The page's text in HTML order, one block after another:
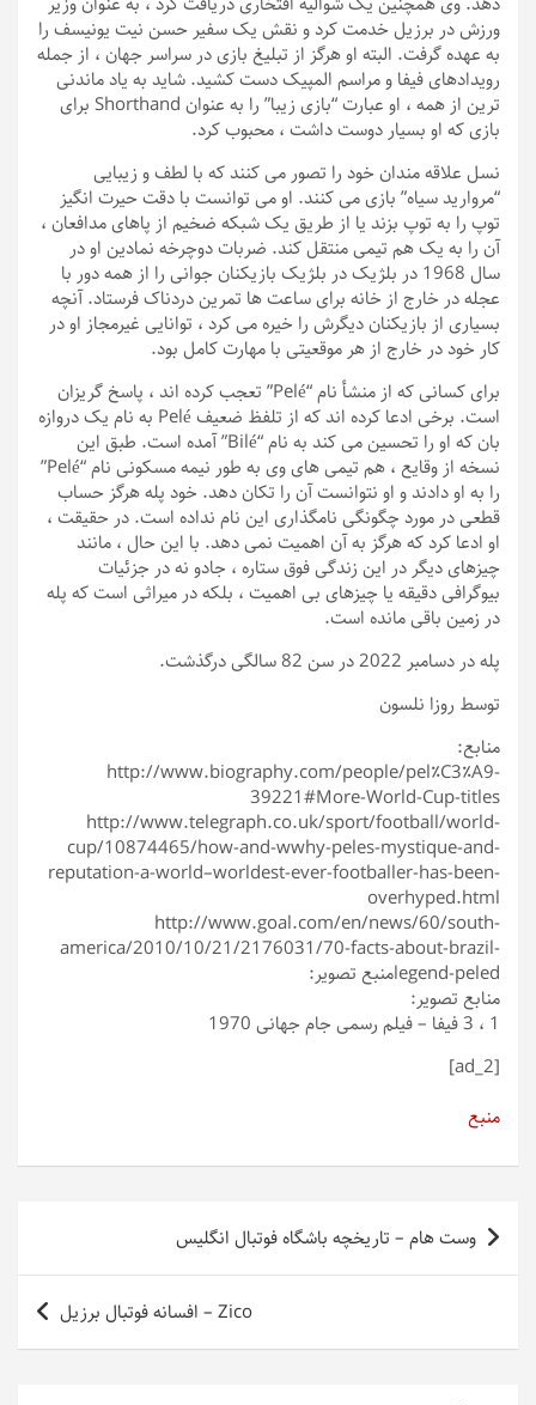
ورزش در برزیل خدمت کرد و نقش یک سفیر حسن نیت یونیسف را
به عهده گرفت. البته او هرگز از تبلیغ بازی در سراسر جهان ، از جمله
رویدادهای فیفا و مراسم المپیک دست کشید. شاید به یاد ماندنی
ترین از همه ، او عبارت “بازی زیبا” را به عنوان Shorthand برای
بازی که او بسیار دوست داشت ، محبوب کرد.
نسل علاقه مندان خود را تصور می کنند که با لطف و زیبایی
“مروارید سیاه” بازی می کنند. او می توانست با دقت حیرت انگیز
توپ را به توپ بزند یا از طریق یک شبکه ضخیم از پاهای مدافعان ،
آن را به یک هم تیمی منتقل کند. ضربات دوچرخه نمادین او در
سال 1968 در بلژیک در بلژیک بازیکنان جوانی را از همه دور با
عجله در خارج از خانه برای ساعت ها تمرین دردناک فرستاد. آنچه
بسیاری از بازیکنان دیگرش را خیره می کرد ، توانایی غیرمجاز او در
کار خود در خارج از هر موقعیتی با مهارت کامل بود.
برای کسانی که از منشأ نام “Pelé” تعجب کرده اند ، پاسخ گریزان
است. برخی ادعا کرده اند که از تلفظ ضعیف Pelé به نام یک دروازه
بان که او را تحسین می کند به نام “Bilé” آمده است. طبق این
نسخه از وقایع ، هم تیمی های وی به طور نیمه مسکونی نام “Pelé”
را به او دادند و او نتوانست آن را تکان دهد. خود پله هرگز حساب
قطعی در مورد چگونگی نامگذاری این نام نداده است. در حقیقت ،
او ادعا كرد كه هرگز به آن اهمیت نمی دهد. با این حال ، مانند
چیزهای دیگر در این زندگی فوق ستاره ، جادو نه در جزئیات
بیوگرافی دقیقه یا چیزهای بی اهمیت ، بلکه در میراثی است که پله
در زمین باقی مانده است.
پله در دسامبر 2022 در سن 82 سالگی درگذشت.
توسط روزا نلسون
منابع:
http://www.biography.com/people/pel٪C3٪A9-
39221#More-World-Cup-titles
http://www.telegraph.co.uk/sport/football/world-
cup/10874465/how-and-wwhy-peles-mystique-and-
reputation-a-world–worldest-ever-footballer-has-been-
overhyped.html
http://www.goal.com/en/news/60/south-
america/2010/10/21/2176031/70-facts-about-brazil-
legend-peledمنبع تصویر:
منابع تصویر:
1 ، 3 فیفا – فیلم رسمی جام جهانی 1970
[ad_2]
منبع
راهبری
نوشته
وست هام – تاریخچه باشگاه فوتبال انگلیس
Zico – افسانه فوتبال برزیل